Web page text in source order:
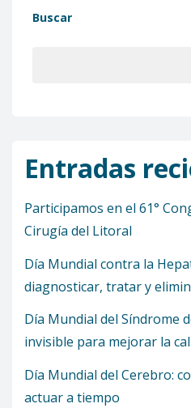
Buscar
Entradas
Participamos en el 61°
Cirugía del Litoral
Día Mundial contra la
diagnosticar, tratar y
Día Mundial del Síndrome
invisible para mejorar la
Día Mundial del Cerebro:
actuar a tiempo